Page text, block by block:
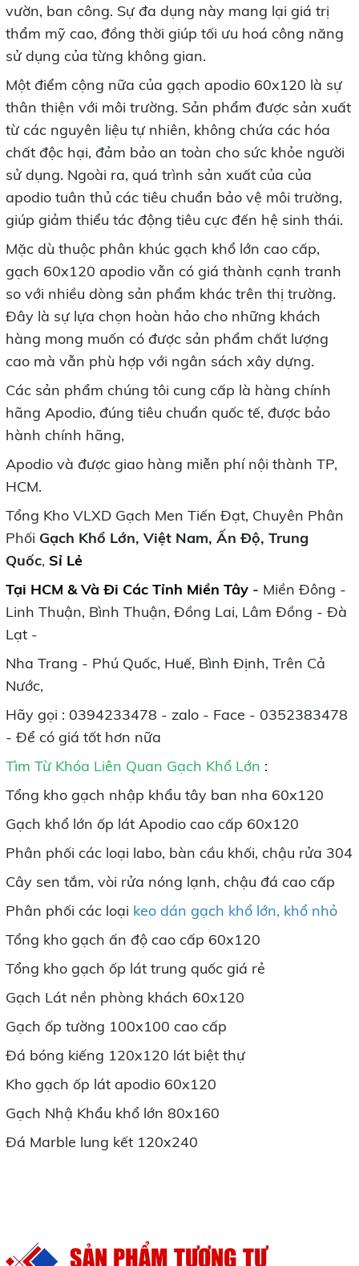
vườn, ban công. Sự đa dụng này mang lại giá trị
thẩm mỹ cao, đồng thời giúp tối ưu hoá công năng
sử dụng của từng không gian.
Một điểm cộng nữa của gạch apodio 60x120 là sự
thân thiện với môi trường. Sản phẩm được sản xuất
từ các nguyên liệu tự nhiên, không chứa các hóa
chất độc hại, đảm bảo an toàn cho sức khỏe người
sử dụng. Ngoài ra, quá trình sản xuất của của
apodio tuân thủ các tiêu chuẩn bảo vệ môi trường,
giúp giảm thiểu tác động tiêu cực đến hệ sinh thái.
Mặc dù thuộc phân khúc gạch khổ lớn cao cấp,
gạch 60x120 apodio vẫn có giá thành cạnh tranh
so với nhiều dòng sản phẩm khác trên thị trường.
Đây là sự lựa chọn hoàn hảo cho những khách
hàng mong muốn có được sản phẩm chất lượng
cao mà vẫn phù hợp với ngân sách xây dựng.
Các sản phẩm chúng tôi cung cấp là hàng chính
hãng Apodio, đúng tiêu chuẩn quốc tế, được bảo
hành chính hãng,
Apodio và được giao hàng miễn phí nội thành TP,
HCM.
Tổng Kho VLXD Gạch Men Tiến Đạt, Chuyên Phân
Phối Gạch Khổ Lớn, Việt Nam, Ấn Độ, Trung
Quốc, Sỉ Lẻ
Tại HCM & Và Đi Các Tỉnh Miền Tây - Miền Đông -
Linh Thuận, Bình Thuận, Đồng Lai, Lâm Đồng - Đà
Lạt -
Nha Trang - Phú Quốc, Huế, Bình Định, Trên Cả
Nước,
Hãy gọi : 0394233478 - zalo - Face - 0352383478
- Để có giá tốt hơn nữa
Tìm Từ Khóa Liên Quan Gạch Khổ Lớn :
Tổng kho gạch nhập khẩu tây ban nha 60x120
Gạch khổ lớn ốp lát Apodio cao cấp 60x120
Phân phối các loại labo, bàn cầu khối, chậu rửa 304
Cây sen tắm, vòi rửa nóng lạnh, chậu đá cao cấp
Phân phối các loại keo dán gạch khổ lớn, khổ nhỏ
Tổng kho gạch ấn độ cao cấp 60x120
Tổng kho gạch ốp lát trung quốc giá rẻ
Gạch Lát nền phòng khách 60x120
Gạch ốp tường 100x100 cao cấp
Đá bóng kiếng 120x120 lát biệt thự
Kho gạch ốp lát apodio 60x120
Gạch Nhậ Khẩu khổ lớn 80x160
Đá Marble lung kết 120x240
SẢN PHẨM TƯƠNG TỰ